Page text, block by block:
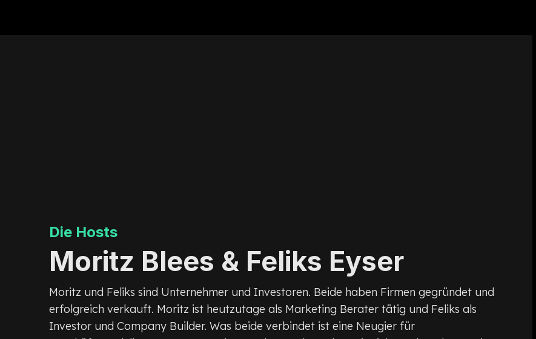
Die Hosts
Moritz Blees & Feliks Eyser
Moritz und Feliks sind Unternehmer und Investoren. Beide haben Firmen gegründet und
erfolgreich verkauft. Moritz ist heutzutage als Marketing Berater tätig und Feliks als
Investor und Company Builder. Was beide verbindet ist eine Neugier für